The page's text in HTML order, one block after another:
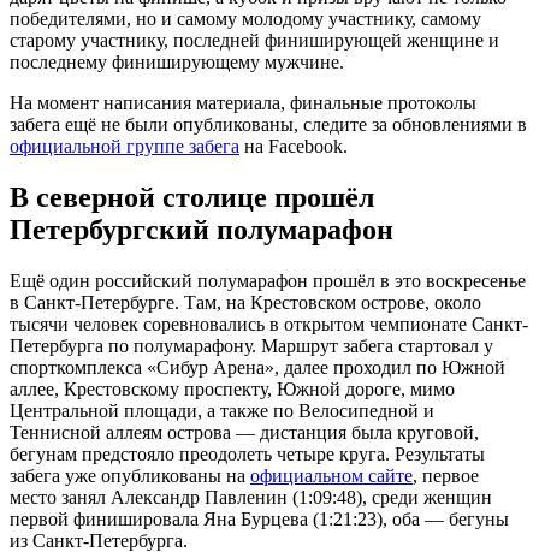
победителями, но и самому молодому участнику, самому
старому участнику, последней финиширующей женщине и
последнему финиширующему мужчине.
На момент написания материала, финальные протоколы
забега ещё не были опубликованы, следите за обновлениями в
официальной группе забега на Facebook.
В северной столице прошёл
Петербургский полумарафон
Ещё один российский полумарафон прошёл в это воскресенье
в Санкт-Петербурге. Там, на Крестовском острове, около
тысячи человек соревновались в открытом чемпионате Санкт-
Петербурга по полумарафону. Маршрут забега стартовал у
спорткомплекса «Сибур Арена», далее проходил по Южной
аллее, Крестовскому проспекту, Южной дороге, мимо
Центральной площади, а также по Велосипедной и
Теннисной аллеям острова — дистанция была круговой,
бегунам предстояло преодолеть четыре круга. Результаты
забега уже опубликованы на официальном сайте, первое
место занял Александр Павленин (1:09:48), среди женщин
первой финишировала Яна Бурцева (1:21:23), оба — бегуны
из Санкт-Петербурга.